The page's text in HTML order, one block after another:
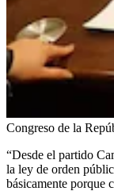
Congreso de la
“Desde el partido
la ley de orden
básicamente porque